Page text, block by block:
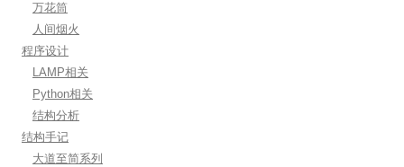
万花筒
人间烟火
程序设计
LAMP相关
Python相关
结构分析
结构手记
大道至简系列